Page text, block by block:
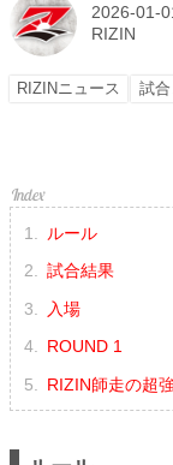
2026-01-
RIZIN
RIZINニュース 試
ルール
試合結果
入場
ROUND 1
RIZIN師走の超